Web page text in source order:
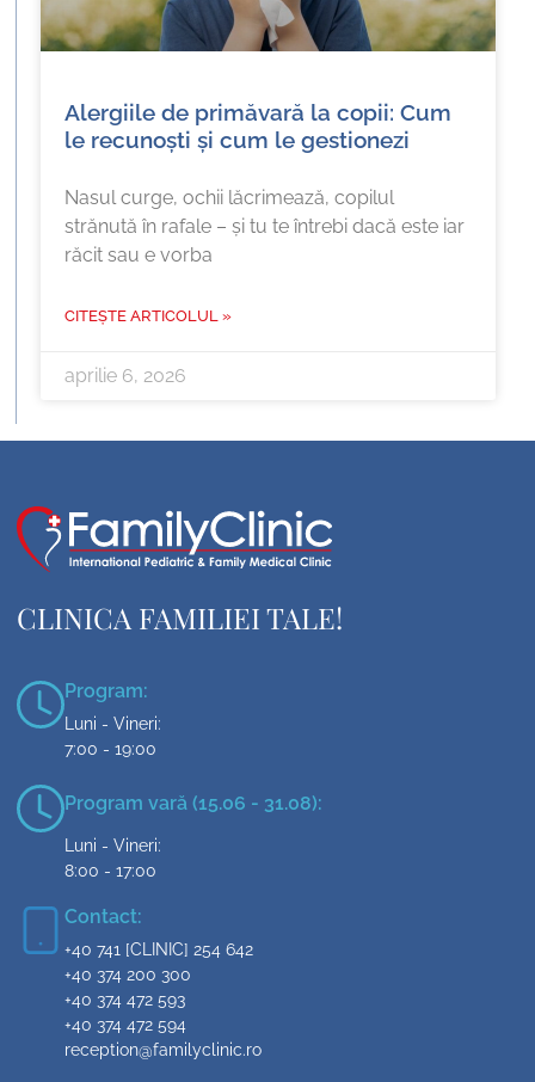
Alergiile de primăvară la copii: Cum
le recunoști și cum le gestionezi
Nasul curge, ochii lăcrimează, copilul
strănută în rafale – și tu te întrebi dacă este iar
răcit sau e vorba
CITEȘTE ARTICOLUL »
aprilie 6, 2026
CLINICA FAMILIEI TALE!
Program:
Luni - Vineri:
7:00 - 19:00
Program vară (15.06 - 31.08):
Luni - Vineri:
8:00 - 17:00
Contact:
+40 741 [CLINIC] 254 642
+40 374 200 300
+40 374 472 593
+40 374 472 594
reception@familyclinic.ro